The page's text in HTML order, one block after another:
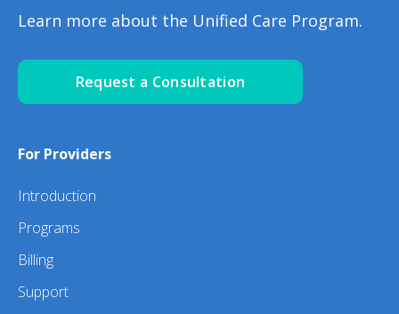
Learn more about the Unified Care Program.
Request a Consultation
For Providers
Introduction
Programs
Billing
Support